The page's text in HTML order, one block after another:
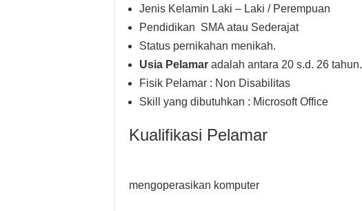
Jenis Kelamin Laki – Laki / Perempuan
Pendidikan SMA atau Sederajat
Status pernikahan menikah.
Usia Pelamar adalah antara 20 s.d. 26 tahun.
Fisik Pelamar : Non Disabilitas
Skill yang dibutuhkan : Microsoft Office
Kualifikasi Pelamar
mengoperasikan komputer